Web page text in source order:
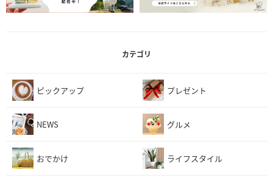
カテゴリ
ピックアップ プレゼント
NEWS グルメ
おでかけ ライフスタイル